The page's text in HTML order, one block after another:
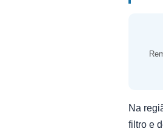
Na
filtro e